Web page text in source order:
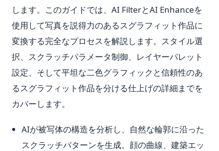
します。このガイドでは、AI FilterとAI Enhanceを
使用して写真を説得力のあるスグラフィット作品に
変換する完全なプロセスを解説します。スタイル選
択、スクラッチパラメータ制御、レイヤーパレット
設定、そして平坦な二色グラフィックと信頼性のあ
るスグラフィット作品を分ける仕上げの詳細までを
カバーします。
AIが被写体の構造を分析し、自然な輪郭に沿った
スクラッチパターンを生成。顔の曲線、建築エッ